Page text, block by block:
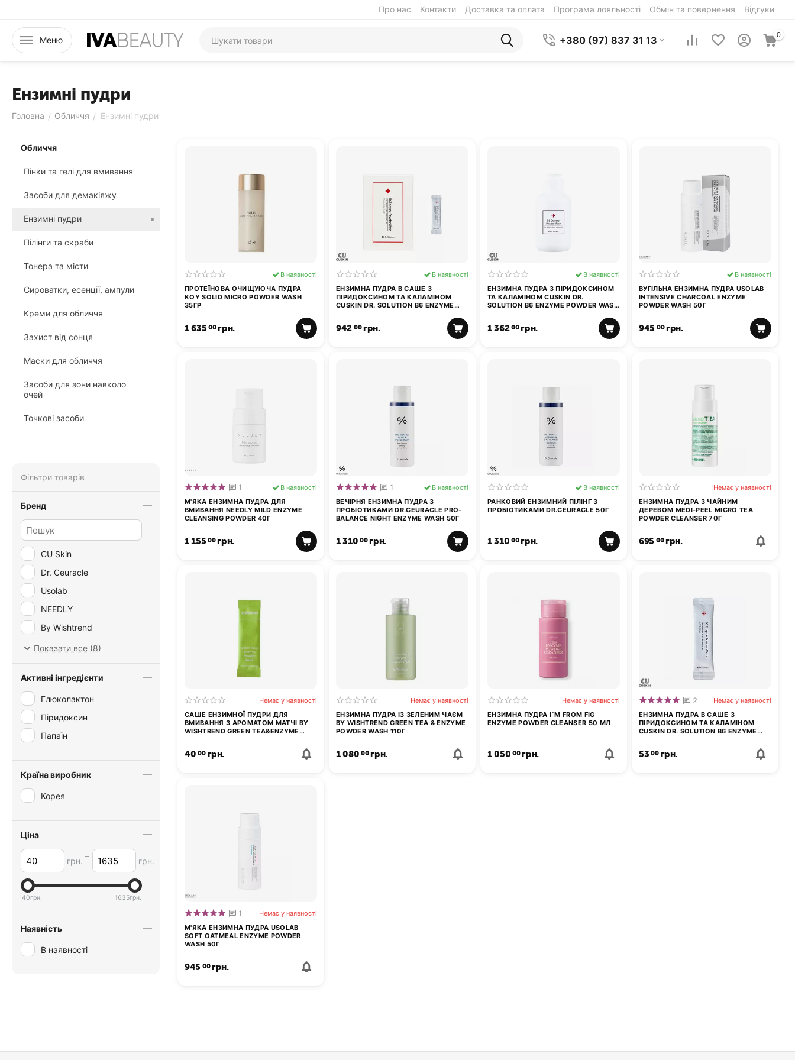
Про нас Контакти Доставка та оплата Програма лояльності Обмін та повернення Відгуки
Меню +380 (97) 837 31 13 0
Ензимні пудри
Головна / Обличчя / Ензимні пудри
ПРОТЕЇНОВА ОЧИЩУЮЧА ПУДРА
KOY SOLID MICRO POWDER WASH
35ГР
В наявності
1 635 00 грн.
ЕНЗИМНА ПУДРА В САШЕ З
ПІРИДОКСИНОМ ТА КАЛАМІНОМ
CUSKIN DR. SOLUTION B6 ENZYME
В наявності
942 00 грн.
ЕНЗИМНА ПУДРА З ПІРИДОКСИНОМ
ТА КАЛАМІНОМ CUSKIN DR.
SOLUTION B6 ENZYME POWDER WASH
В наявності
1 362 00 грн.
ВУГІЛЬНА ЕНЗИМНА ПУДРА USOLAB
INTENSIVE CHARCOAL ENZYME
POWDER WASH 50Г
В наявності
945 00 грн.
М'ЯКА ЕНЗИМНА ПУДРА ДЛЯ
ВМИВАННЯ NEEDLY MILD ENZYME
CLEANSING POWDER 40Г
1 В наявності
1 155 00 грн.
ВЕЧІРНЯ ЕНЗИМНА ПУДРА З
ПРОБІОТИКАМИ DR.CEURACLE PRO-
BALANCE NIGHT ENZYME WASH 50Г
1 В наявності
1 310 00 грн.
РАНКОВИЙ ЕНЗИМНИЙ ПІЛІНГ З
ПРОБІОТИКАМИ DR.CEURACLE 50Г
В наявності
1 310 00 грн.
ЕНЗИМНА ПУДРА З ЧАЙНИМ
ДЕРЕВОМ MEDI-PEEL MICRO TEA
POWDER CLEANSER 70Г
Немає у наявності
695 00 грн.
САШЕ ЕНЗИМНОЇ ПУДРИ ДЛЯ
ВМИВАННЯ З АРОМАТОМ МАТЧІ BY
WISHTREND GREEN TEA&ENZYME
Немає у наявності
40 00 грн.
ЕНЗИМНА ПУДРА ІЗ ЗЕЛЕНИМ ЧАЄМ
BY WISHTREND GREEN TEA & ENZYME
POWDER WASH 110Г
Немає у наявності
1 080 00 грн.
ЕНЗИМНА ПУДРА I`M FROM FIG
ENZYME POWDER CLEANSER 50 МЛ
Немає у наявності
1 050 00 грн.
ЕНЗИМНА ПУДРА В САШЕ З
ПІРИДОКСИНОМ ТА КАЛАМІНОМ
CUSKIN DR. SOLUTION B6 ENZYME
2 Немає у наявності
53 00 грн.
М'ЯКА ЕНЗИМНА ПУДРА USOLAB
SOFT OATMEAL ENZYME POWDER
WASH 50Г
1 Немає у наявності
945 00 грн.
Обличчя
Пінки та гелі для вмивання
Засоби для демакіяжу
Ензимні пудри
Пілінги та скраби
Тонера та місти
Сироватки, есенції, ампули
Креми для обличчя
Захист від сонця
Маски для обличчя
Засоби для зони навколо
очей
Точкові засоби
Фільтри товарів
Бренд
CU Skin
Dr. Ceuracle
Usolab
NEEDLY
By Wishtrend
I`m From
MEDI-PEEL
Показати все (8)
Активні інгредієнти
Глюколактон
Піридоксин
Папаїн
Країна виробник
Корея
Ціна
грн. – грн.
40грн. 1635грн.
Наявність
В наявності